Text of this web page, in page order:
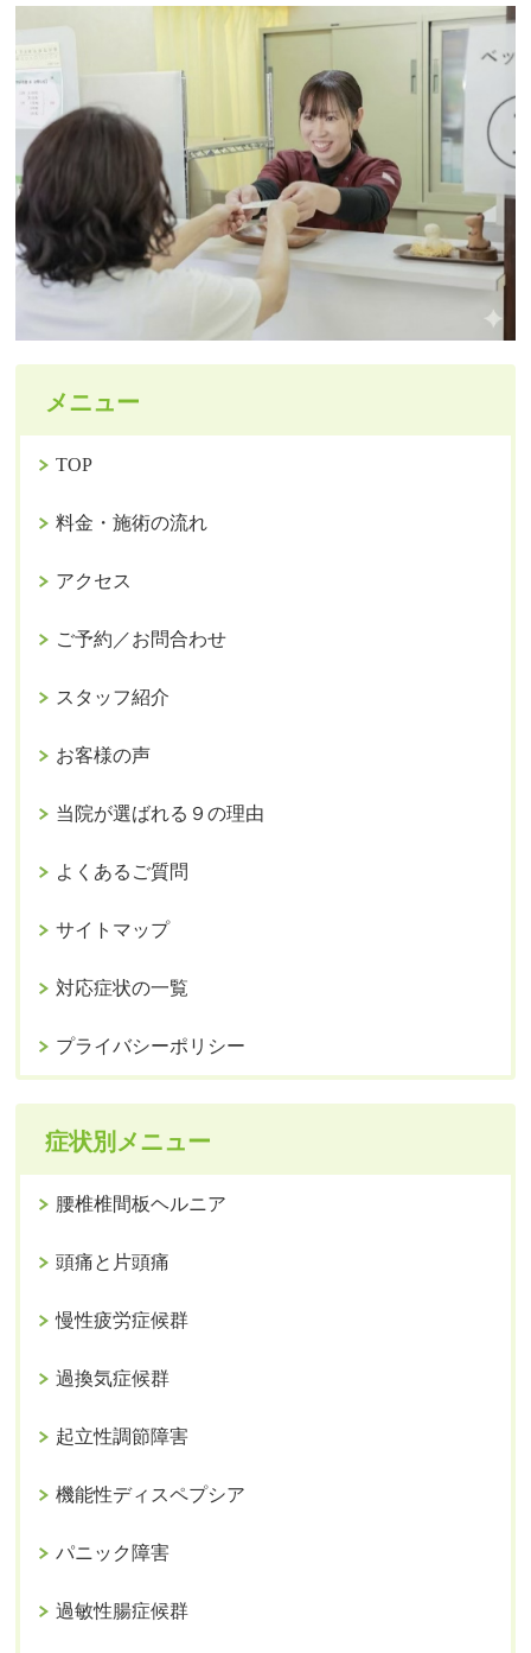
メニュー
TOP
料金・施術の流れ
アクセス
ご予約／お問合わせ
スタッフ紹介
お客様の声
当院が選ばれる９の理由
よくあるご質問
サイトマップ
対応症状の一覧
プライバシーポリシー
症状別メニュー
腰椎椎間板ヘルニア
頭痛と片頭痛
慢性疲労症候群
過換気症候群
起立性調節障害
機能性ディスペプシア
パニック障害
過敏性腸症候群